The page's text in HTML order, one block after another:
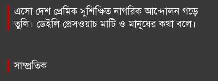
এসো দেশ প্রেমিক সুশিক্ষিত নাগরিক আন্দোলন গড়ে
তুলি। ডেইলি প্রেসওয়াচ মাটি ও মানুষের কথা বলে।
সাম্প্রতিক